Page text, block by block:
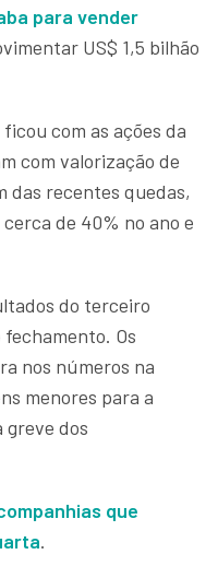
para vender
US$ 1,5 bilhão
com as ações da
com valorização de
das recentes quedas,
de 40% no ano e
do terceiro
Os
nos números na
menores para a
greve dos
que
.